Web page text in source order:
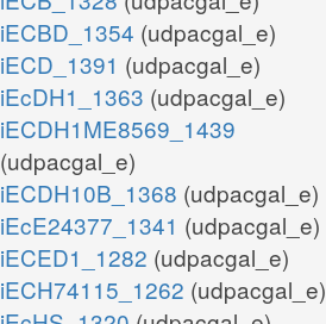
iECBD_1354 (udpacgal_e)
iECD_1391 (udpacgal_e)
iEcDH1_1363 (udpacgal_e)
iECDH1ME8569_1439
(udpacgal_e)
iECDH10B_1368 (udpacgal_e)
iEcE24377_1341 (udpacgal_e)
iECED1_1282 (udpacgal_e)
iECH74115_1262 (udpacgal_e)